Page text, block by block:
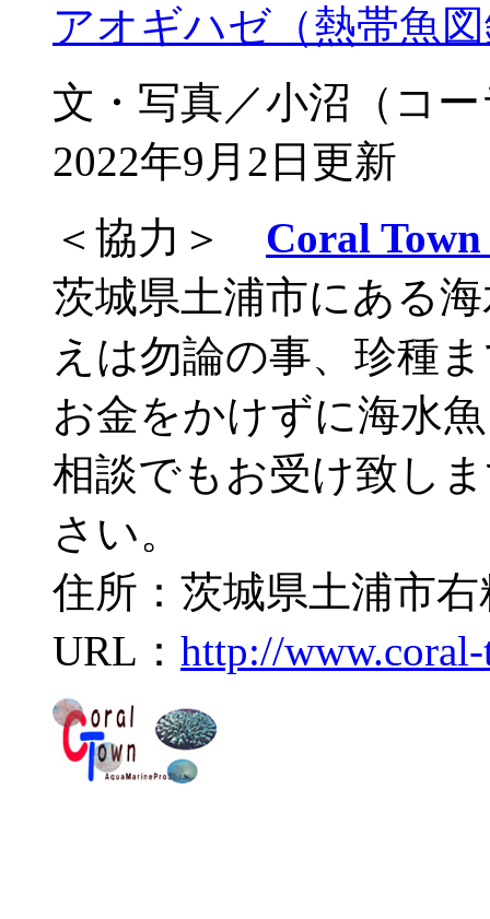
アオギハゼ（熱帯魚
文・写真／小沼（コ
2022年9月2日更新
＜協力＞ Coral
茨城県土浦市にある
えは勿論の事、珍種
お金をかけずに海水
相談でもお受け致し
さい。
住所：茨城県土浦市右
URL： http://